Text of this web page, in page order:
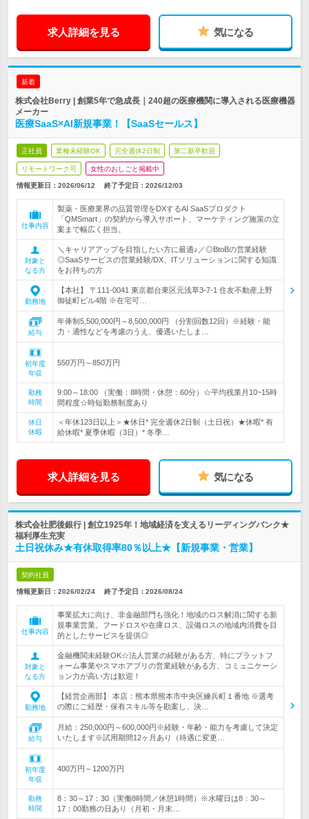
求人詳細を見る 気になる
新着
株式会社Berry | 創業5年で急成長｜240超の医療機関に導入される医療機器
メーカー
医療SaaS×AI新規事業！【SaaSセールス】
正社員 業種未経験OK 完全週休2日制 第二新卒歓迎
リモートワーク可 女性のおしごと掲載中
情報更新日：2026/06/12 終了予定日： 2026/12/03
仕事内容
製薬・医療業界の品質管理をDXするAI SaaSプロダクト
「QMSmart」の契約から導入サポート、マーケティング施策の立
案まで幅広く担当。
対象と
なる方
＼キャリアアップを目指したい方に最適♪／◎BtoBの営業経験
◎SaaSサービスの営業経験/DX、ITソリューションに関する知識
をお持ちの方
勤務地
【本社】 〒111-0041 東京都台東区元浅草3-7-1 住友不動産上野
御徒町ビル4階 ※在宅可…
給与
年俸制5,500,000円～8,500,000円 （分割回数12回）※経験・能
力・適性などを考慮のうえ、優遇いたしま…
初年度
年収
550万円～850万円
勤務
時間
9:00～18:00 （実働：8時間・休憩：60分）☆平均残業月10~15時
間程度☆時短勤務制度あり
休日
休暇
＜年休123日以上＞★休日* 完全週休2日制（土日祝）★休暇* 有
給休暇* 夏季休暇（3日）* 冬季…
求人詳細を見る 気になる
株式会社肥後銀行 | 創立1925年！地域経済を支えるリーディングバンク★
福利厚生充実
土日祝休み★有休取得率80％以上★【新規事業・営業】
契約社員
情報更新日：2026/02/24 終了予定日： 2026/08/24
仕事内容
事業拡大に向け、非金融部門も強化！地域のロス解消に関する新
規事業営業。フードロスや在庫ロス、設備ロスの地域内消費を目
的としたサービスを提供◎
対象と
なる方
金融機関未経験OK☆法人営業の経験がある方、特にプラットフ
ォーム事業やスマホアプリの営業経験がある方、コミュニケーシ
ョン力が高い方は歓迎！
勤務地
【経営企画部】 本店：熊本県熊本市中央区練兵町１番地 ※選考
の際にご経歴・保有スキル等を勘案し、決…
給与
月給：250,000円～600,000円※経験・年齢・能力を考慮して決定
いたします※試用期間12ヶ月あり（待遇に変更…
初年度
年収
400万円～1200万円
勤務
時間
8：30～17：30（実働8時間／休憩1時間）※水曜日は8：30～
17：00勤務の日あり（月初・月末…